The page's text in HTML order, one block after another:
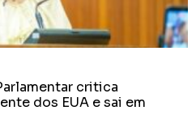
critica
dos EUA e sai em